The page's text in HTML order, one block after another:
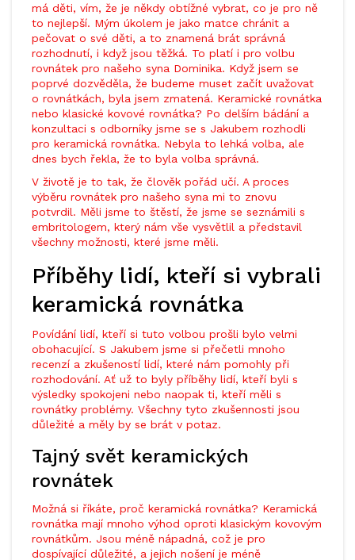
má děti, vím, že je někdy obtížné vybrat, co je pro ně
to nejlepší. Mým úkolem je jako matce chránit a
pečovat o své děti, a to znamená brát správná
rozhodnutí, i když jsou těžká. To platí i pro volbu
rovnátek pro našeho syna Dominika. Když jsem se
poprvé dozvěděla, že budeme muset začít uvažovat
o rovnátkách, byla jsem zmatená. Keramické rovnátka
nebo klasické kovové rovnátka? Po delším bádání a
konzultaci s odborníky jsme se s Jakubem rozhodli
pro keramická rovnátka. Nebyla to lehká volba, ale
dnes bych řekla, že to byla volba správná.
V životě je to tak, že člověk pořád učí. A proces
výběru rovnátek pro našeho syna mi to znovu
potvrdil. Měli jsme to štěstí, že jsme se seznámili s
embritologem, který nám vše vysvětlil a představil
všechny možnosti, které jsme měli.
Příběhy lidí, kteří si vybrali
keramická rovnátka
Povídání lidí, kteří si tuto volbou prošli bylo velmi
obohacující. S Jakubem jsme si přečetli mnoho
recenzí a zkušeností lidí, které nám pomohly při
rozhodování. Ať už to byly příběhy lidí, kteří byli s
výsledky spokojeni nebo naopak ti, kteří měli s
rovnátky problémy. Všechny tyto zkušennosti jsou
důležité a měly by se brát v potaz.
Tajný svět keramických
rovnátek
Možná si říkáte, proč keramická rovnátka? Keramická
rovnátka mají mnoho výhod oproti klasickým kovovým
rovnátkům. Jsou méně nápadná, což je pro
dospívající důležité, a jejich nošení je méně